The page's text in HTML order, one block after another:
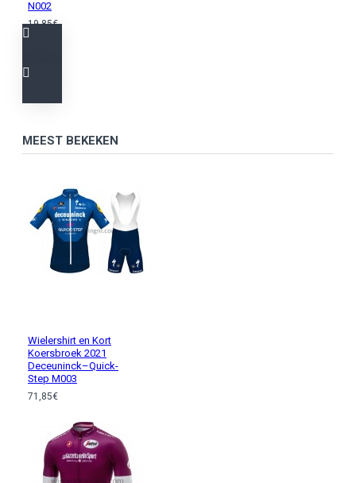
N002
19,85€
MEEST BEKEKEN
Wielershirt en Kort
Koersbroek 2021
Deceuninck–Quick-
Step M003
71,85€